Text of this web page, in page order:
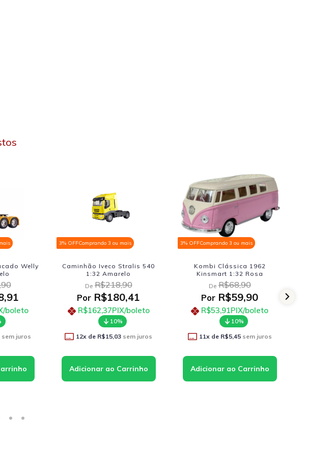
Welly
boleto
sem juros
3% OFFComprando 3 ou mais
Caminhão Iveco Stralis 540
1:32 Amarelo
De R$218,90
Por R$180,41
R$162,37PIX/boleto
10%
12x de R$15,03 sem juros
3% OFFComprando 3 ou mais
Kombi Clássica 1962
Kinsmart 1:32 Rosa
De R$68,90
Por R$59,90
R$53,91PIX/boleto
10%
11x de R$5,45sem juros